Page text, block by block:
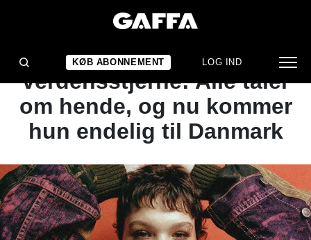
KØB ABONNEMENT LOG IND
ARTIKEL
Fra talentkonkurrence til
verdensstjerne: Alle taler
om hende, og nu kommer
hun endelig til Danmark